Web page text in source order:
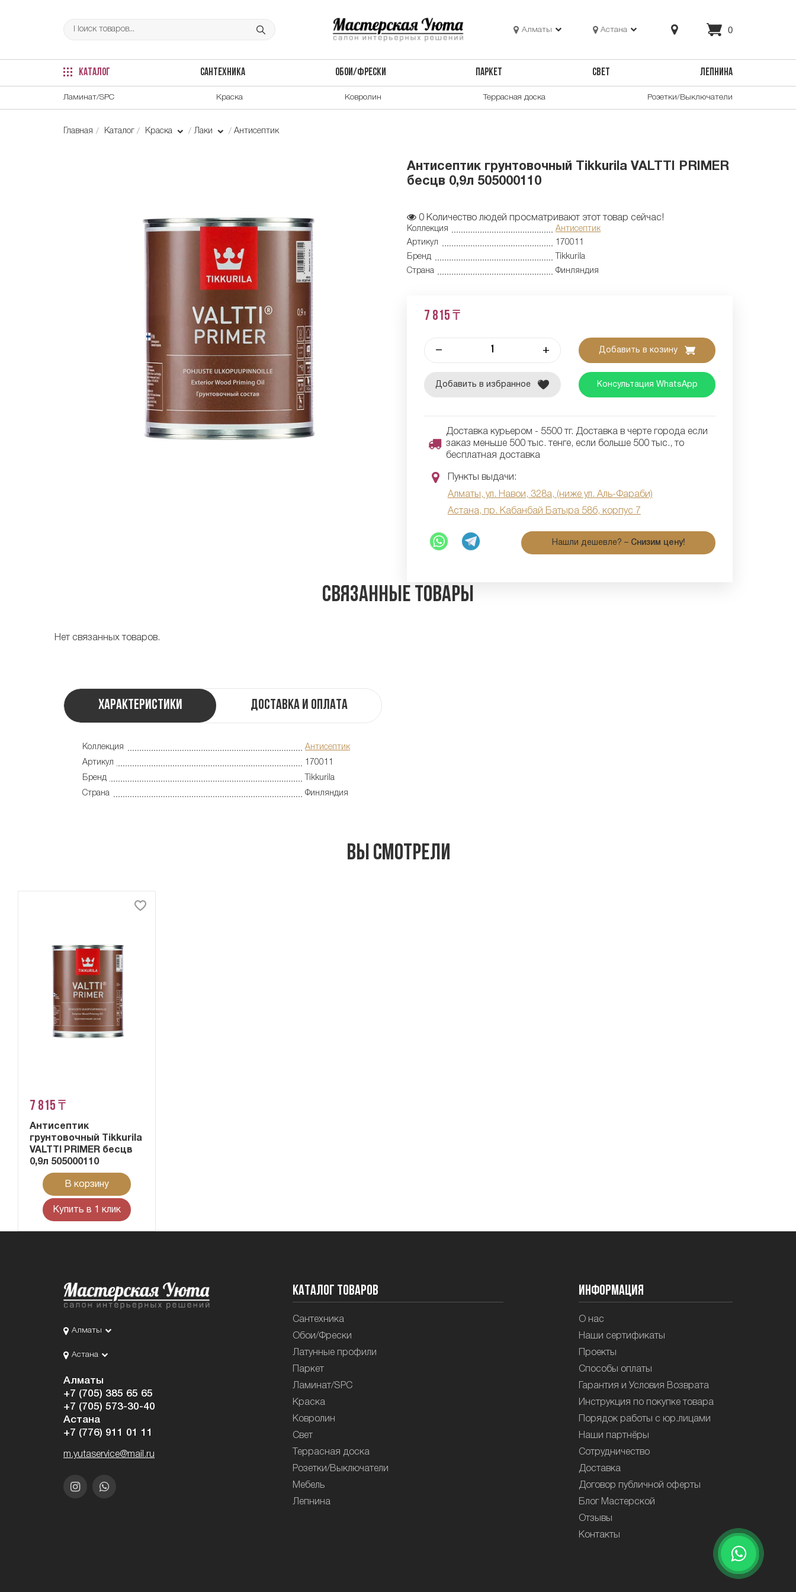
Алматы Астана 0
КАТАЛОГ САНТЕХНИКА ОБОИ/ФРЕСКИ ПАРКЕТ СВЕТ ЛЕПНИНА
Ламинат/SPC Краска Ковролин Террасная доска Розетки/Выключатели
Главная Каталог Краска Лаки Антисептик
Антисептик грунтовочный Tikkurila VALTTI PRIMER
бесцв 0,9л 505000110
0 Количество людей просматривают этот товар сейчас!
Коллекция
Антисептик
Артикул
170011
Бренд
Tikkurila
Страна
Финляндия
7 815 ₸
– + Добавить в козину
Добавить в избранное Консультация WhatsApp
Доставка курьером - 5500 тг. Доставка в черте города если
заказ меньше 500 тыс. тенге, если больше 500 тыс., то
бесплатная доставка
Пункты выдачи:
Алматы, ул. Навои, 328а, (ниже ул. Аль-Фараби)
Астана, пр. Кабанбай Батыра 58б, корпус 7
Нашли дешевле? – Снизим цену!
Связанные товары
Нет связанных товаров.
Характеристики Доставка и оплата
Коллекция
Антисептик
Артикул
170011
Бренд
Tikkurila
Страна
Финляндия
Вы смотрели
7 815 ₸
Антисептик
грунтовочный Tikkurila
VALTTI PRIMER бесцв
0,9л 505000110
В корзину
Купить в 1 клик
Алматы
Астана
Алматы
+7 (705) 385 65 65
+7 (705) 573-30-40
Астана
+7 (776) 911 01 11
m.yutaservice@mail.ru
Каталог товаров
Сантехника
Обои/Фрески
Латунные профили
Паркет
Ламинат/SPC
Краска
Ковролин
Свет
Террасная доска
Розетки/Выключатели
Мебель
Лепнина
Информация
О нас
Наши сертификаты
Проекты
Способы оплаты
Гарантия и Условия Возврата
Инструкция по покупке товара
Порядок работы с юр.лицами
Наши партнёры
Сотрудничество
Доставка
Договор публичной оферты
Блог Мастерской
Отзывы
Контакты